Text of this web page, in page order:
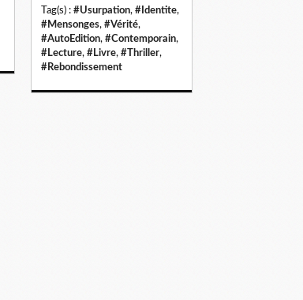
Tag(s) : #Usurpation, #Identite,
#Mensonges, #Vérité,
#AutoEdition, #Contemporain,
#Lecture, #Livre, #Thriller,
#Rebondissement